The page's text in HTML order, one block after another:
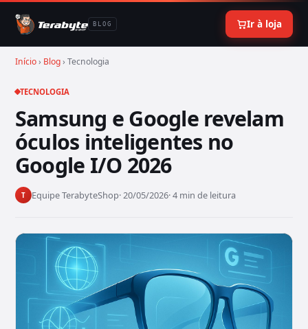
BLOG Ir à loja
Início› Blog› Tecnologia
TECNOLOGIA
Samsung e Google revelam
óculos inteligentes no
Google I/O 2026
T Equipe TerabyteShop· 20/05/2026· 4 min de leitura